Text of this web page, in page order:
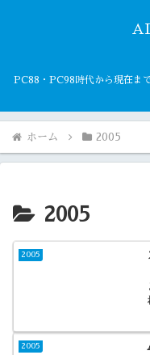
PC88・PC98時代から現在ま
ホーム 2005
2005
2005
2005